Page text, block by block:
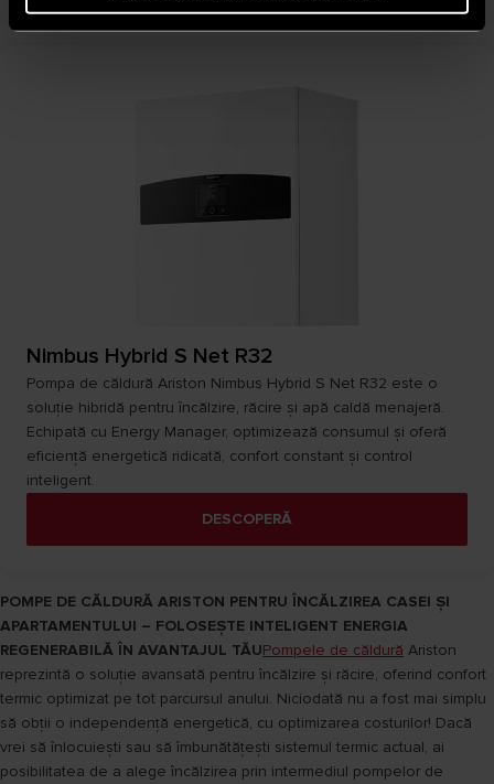
Nimbus Hybrid S Net R32
Pompa de căldură Ariston Nimbus Hybrid S Net R32 este o
soluție hibridă pentru încălzire, răcire și apă caldă menajeră.
Echipată cu Energy Manager, optimizează consumul și oferă
eficiență energetică ridicată, confort constant și control
inteligent.​
DESCOPERĂ
POMPE DE CĂLDURĂ ARISTON PENTRU ÎNCĂLZIREA CASEI ȘI
APARTAMENTULUI – FOLOSEȘTE INTELIGENT ENERGIA
REGENERABILĂ ÎN AVANTAJUL TĂUPompele de căldură Ariston
reprezintă o soluție avansată pentru încălzire și răcire, oferind confort
termic optimizat pe tot parcursul anului. Niciodată nu a fost mai simplu
să obții o independență energetică, cu optimizarea costurilor! Dacă
vrei să înlocuiești sau să îmbunătățești sistemul termic actual, ai
posibilitatea de a alege încălzirea prin intermediul pompelor de